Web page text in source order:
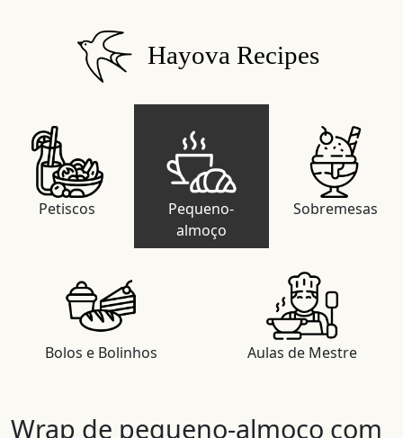
Hayova Recipes
Petiscos
Pequeno-
almoço
Sobremesas
Bolos e Bolinhos Aulas de Mestre
Wrap de pequeno-almoço com